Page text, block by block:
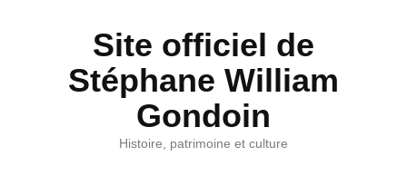
Site officiel de
Stéphane William
Gondoin
Histoire, patrimoine et culture